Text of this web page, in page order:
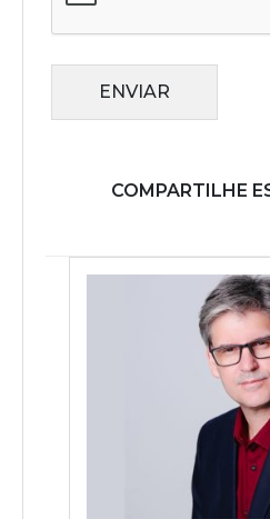
ENVIAR
COMPARTILHE